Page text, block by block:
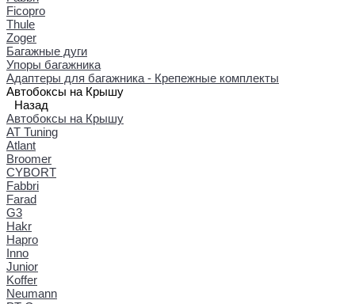
Ficopro
Thule
Zoger
Багажные дуги
Упоры багажника
Адаптеры для багажника - Крепежные комплекты
Автобоксы на Крышу
Назад
Автобоксы на Крышу
AT Tuning
Atlant
Broomer
CYBORT
Fabbri
Farad
G3
Hakr
Hapro
Inno
Junior
Koffer
Neumann